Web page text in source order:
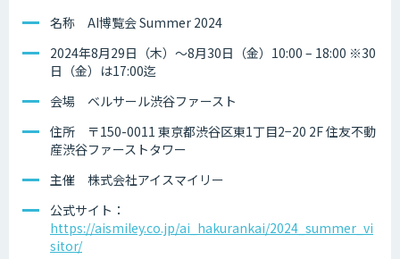
名称 AI博覧会 Summer 2024
2024年8月29日（木）～8月30日（金）10:00 – 18:00 ※30
日（金）は17:00迄
会場 ベルサール渋谷ファースト
住所 〒150-0011 東京都渋谷区東1丁目2−20 2F 住友不動
産渋谷ファーストタワー
主催 株式会社アイスマイリー
公式サイト：
https://aismiley.co.jp/ai_hakurankai/2024_summer_vi
sitor/